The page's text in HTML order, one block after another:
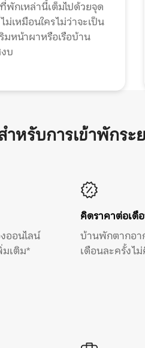
พักเหล่านี้เต็มไปด้วยจุด
ม่เหมือนใคร ไม่ว่าจะเป็น
มหน้าผาหรือเรือบ้าน
บ
หรับการเข้าพักระ
ออนไลน์
มเติม*
คิดราคาต่อเดื
บ้านพักตากอา
เดือนละครั้ง ไ